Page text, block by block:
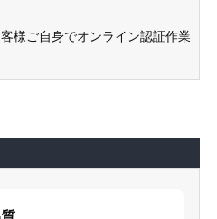
様ご自身でオンライン認証作業